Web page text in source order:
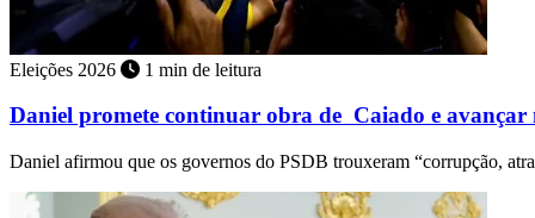
Eleições 2026 1 min de leitura
Daniel promete continuar obra de Caiado e avançar
Daniel afirmou que os governos do PSDB trouxeram “corrupção,